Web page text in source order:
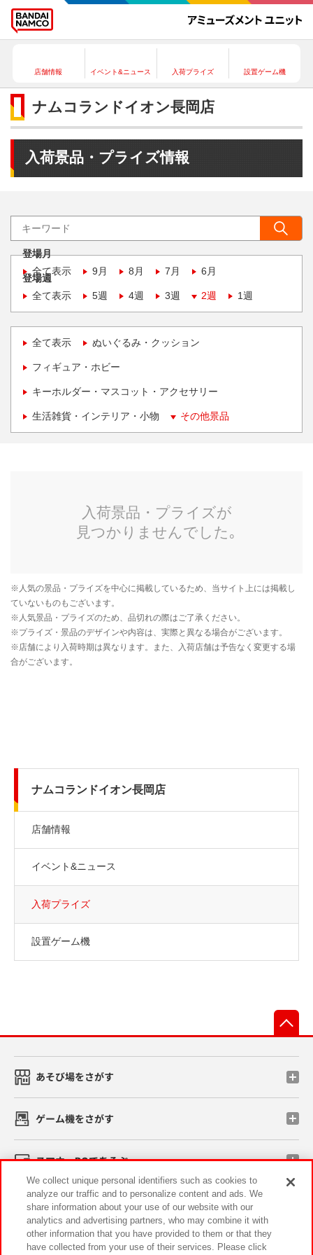
店舗情報 イベント&ニュース 入荷プライズ 設置ゲーム機
ナムコランドイオン長岡店
入荷景品・プライズ情報
登場月
全て表示
9月 8月 7月 6月
登場週
全て表示
5週 4週 3週 2週 1週
全て表示 ぬいぐるみ・クッション
フィギュア・ホビー
キーホルダー・マスコット・アクセサリー
生活雑貨・インテリア・小物 その他景品
ナムコランドイオン長岡店
店舗情報
イベント&ニュース
入荷プライズ
設置ゲーム機
あそび場をさがす
ゲーム機をさがす
スマホ・PCであそぶ
イベント・キャンペーン
We collect unique personal identifiers such as cookies to
analyze our traffic and to personalize content and ads. We
share information about your use of our website with our
analytics and advertising partners, who may combine it with
other information that you have provided to them or that they
have collected from your use of their services. Please click